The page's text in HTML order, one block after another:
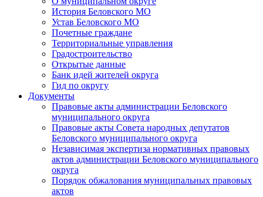
История Беловского МО
Устав Беловского МО
Почетные граждане
Территориальные управления
Градостроительство
Открытые данные
Банк идей жителей округа
Гид по округу
Документы
Правовые акты администрации Беловского
муниципального округа
Правовые акты Совета народных депутатов
Беловского муниципального округа
Независимая экспертиза нормативных правовых
актов администрации Беловского муниципального
округа
Порядок обжалования муниципальных правовых
актов